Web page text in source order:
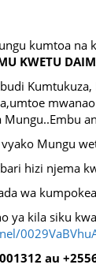
kumtoa na
KWETU
Mungu
hizi njema
wa
ya kila siku
au